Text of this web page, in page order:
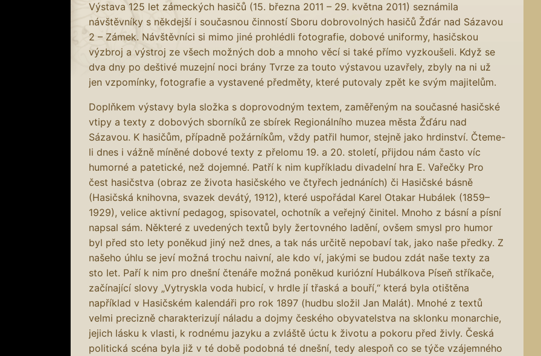
Výstava 125 let zámeckých hasičů (15. března 2011 – 29. května 2011) seznámila
návštěvníky s někdejší i současnou činností Sboru dobrovolných hasičů Žďár nad Sázavou
2 – Zámek. Návštěvníci si mimo jiné prohlédli fotografie, dobové uniformy, hasičskou
výzbroj a výstroj ze všech možných dob a mnoho věcí si také přímo vyzkoušeli. Když se
dva dny po deštivé muzejní noci brány Tvrze za touto výstavou uzavřely, zbyly na ni už
jen vzpomínky, fotografie a vystavené předměty, které putovaly zpět ke svým majitelům.
Doplňkem výstavy byla složka s doprovodným textem, zaměřeným na současné hasičské
vtipy a texty z dobových sborníků ze sbírek Regionálního muzea města Žďáru nad
Sázavou. K hasičům, případně požárníkům, vždy patřil humor, stejně jako hrdinství. Čteme-
li dnes i vážně míněné dobové texty z přelomu 19. a 20. století, přijdou nám často víc
humorné a patetické, než dojemné. Patří k nim kupříkladu divadelní hra E. Vařečky Pro
čest hasičstva (obraz ze života hasičského ve čtyřech jednáních) či Hasičské básně
(Hasičská knihovna, svazek devátý, 1912), které uspořádal Karel Otakar Hubálek (1859–
1929), velice aktivní pedagog, spisovatel, ochotník a veřejný činitel. Mnoho z básní a písní
napsal sám. Některé z uvedených textů byly žertovného ladění, ovšem smysl pro humor
byl před sto lety poněkud jiný než dnes, a tak nás určitě nepobaví tak, jako naše předky. Z
našeho úhlu se jeví možná trochu naivní, ale kdo ví, jakými se budou zdát naše texty za
sto let. Paří k nim pro dnešní čtenáře možná poněkud kuriózní Hubálkova Píseň stříkače,
začínající slovy „Vytryskla voda hubicí, v hrdle jí třaská a bouří,“ která byla otištěna
například v Hasičském kalendáři pro rok 1897 (hudbu složil Jan Malát). Mnohé z textů
velmi precizně charakterizují náladu a dojmy českého obyvatelstva na sklonku monarchie,
jejich lásku k vlasti, k rodnému jazyku a zvláště úctu k životu a pokoru před živly. Česká
politická scéna byla již v té době podobná té dnešní, tedy alespoň co se týče vzájemného